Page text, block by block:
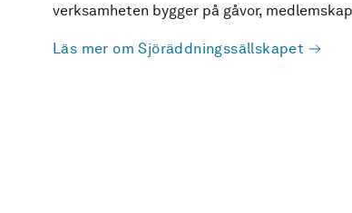
verksamheten bygger på gåvor,
Läs mer om Sjöräddningssällskapet